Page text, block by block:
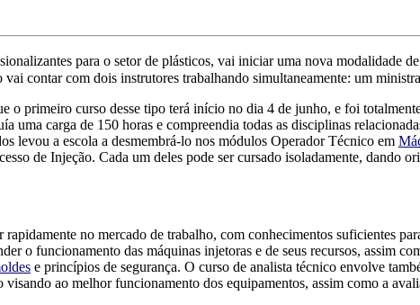
para o setor de plásticos, vai iniciar uma nova modalidade
contar com dois instrutores trabalhando simultaneamente: um
primeiro curso desse tipo terá início no dia 4 de junho, e foi
uma carga de 150 horas e compreendia todas as disciplinas
levou a escola a desmembrá-lo nos módulos Operador Técnico em
de Injeção. Cada um deles pode ser cursado isoladamente, dando
no mercado de trabalho, com conhecimentos suficientes
o funcionamento das máquinas injetoras e de seus recursos, assim
e princípios de segurança. O curso de analista técnico envolve
ao melhor funcionamento dos equipamentos, assim como a